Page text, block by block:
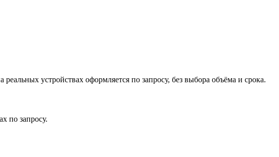
устройствах оформляется по запросу, без выбора объёма и срока.
по запросу.